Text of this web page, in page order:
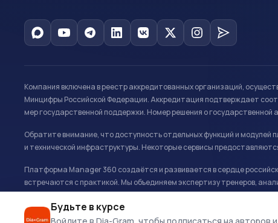
Будьте в курсе
Компания включена в реестр аккредитованных организаций,
Минцифры Российской Федерации. Аккредитация подтверждает
мер государственной поддержки. Номер решения о государственной
Обратите внимание, что доступность отдельных функций и
и технической инфраструктуры. Некоторые сервисы
Платформа Manager 360 создаётся и развивается в сердце
встречаются с практикой. Мы объединяем экспертизу тренеров,
развитию и управлению в спорте.
Офис: г. Москва, Олимпийский комплекс «Лужники», Большая